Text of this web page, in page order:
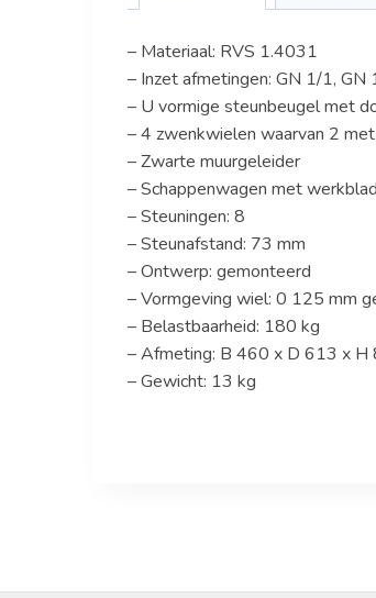
– Materiaal: RVS 1.4031
– Inzet afmetingen: GN 1/1, GN
– U vormige steunbeugel met
– 4 zwenkwielen waarvan 2
– Zwarte muurgeleider
– Schappenwagen met werkblad
– Steuningen: 8
– Steunafstand: 73 mm
– Ontwerp: gemonteerd
– Vormgeving wiel: 0 125 mm
– Belastbaarheid: 180 kg
– Afmeting: B 460 x D 613 x H
– Gewicht: 13 kg